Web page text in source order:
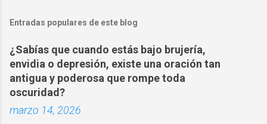
e
n
t
a
r
i
Entradas populares de este blog
¿Sabías que cuando estás bajo brujería,
envidia o depresión, existe una oración tan
antigua y poderosa que rompe toda
oscuridad?
marzo 14, 2026